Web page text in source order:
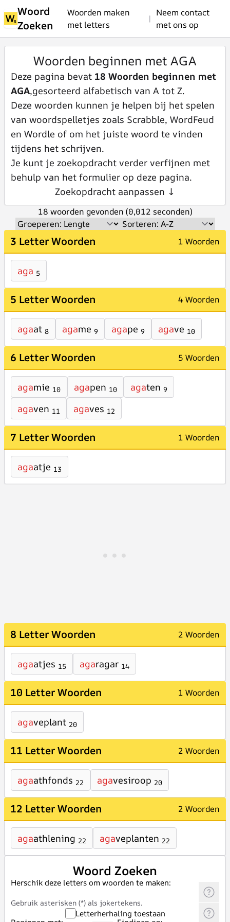
Woord
Zoeken
Woorden maken
met letters
|
Neem contact
met ons op
Woorden beginnen met AGA
Deze pagina bevat 18 Woorden beginnen met
AGA,gesorteerd alfabetisch van A tot Z.
Deze woorden kunnen je helpen bij het spelen
van woordspelletjes zoals Scrabble, WordFeud
en Wordle of om het juiste woord te vinden
tijdens het schrijven.
Je kunt je zoekopdracht verder verfijnen met
behulp van het formulier op deze pagina.
Zoekopdracht aanpassen ↓
18 woorden gevonden (0,012 seconden)
3 Letter Woorden 1 Woorden
aga 5
5 Letter Woorden 4 Woorden
agaat 8 agame 9 agape 9 agave 10
6 Letter Woorden 5 Woorden
agamie 10 agapen 10 agaten 9
agaven 11 agaves 12
7 Letter Woorden 1 Woorden
agaatje 13
8 Letter Woorden 2 Woorden
agaatjes 15 agaragar 14
10 Letter Woorden 1 Woorden
agaveplant 20
11 Letter Woorden 2 Woorden
agaathfonds 22 agavesiroop 20
12 Letter Woorden 2 Woorden
agaathlening 22 agaveplanten 22
Woord Zoeken
Herschik deze letters om woorden te maken:
Gebruik asterisken (*) als jokertekens.
Letterherhaling toestaan